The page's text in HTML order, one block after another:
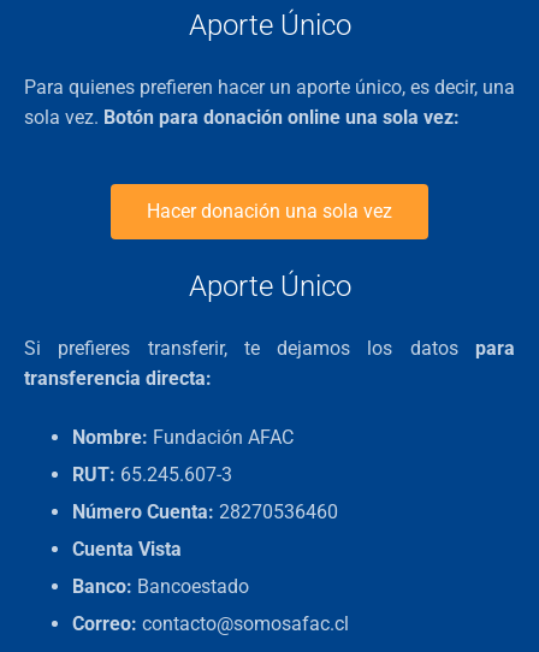
Aporte Único
Para quienes prefieren hacer un aporte único, es decir, una
sola vez. Botón para donación online una sola vez:
Hacer donación una sola vez
Aporte Único
Si prefieres transferir, te dejamos los datospara
transferencia directa:
Nombre: Fundación AFAC
RUT: 65.245.607-3
Número Cuenta: 28270536460
Cuenta Vista
Banco: Bancoestado
Correo: contacto@somosafac.cl